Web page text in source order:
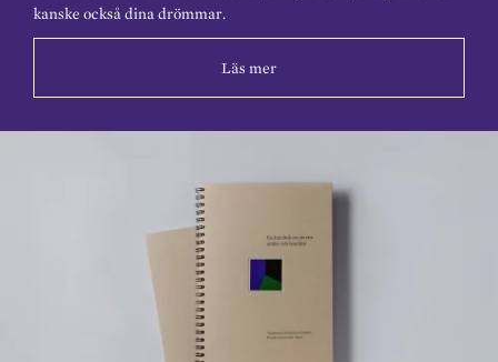
kanske också dina drömmar.
Läs mer